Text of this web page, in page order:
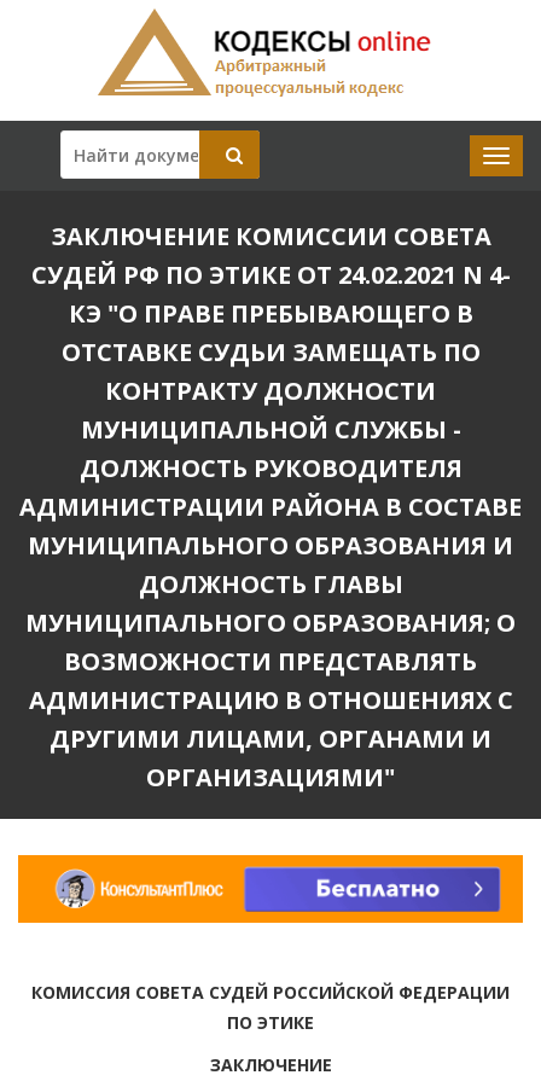
ЗАКЛЮЧЕНИЕ КОМИССИИ СОВЕТА
СУДЕЙ РФ ПО ЭТИКЕ ОТ 24.02.2021 N 4-
КЭ "О ПРАВЕ ПРЕБЫВАЮЩЕГО В
ОТСТАВКЕ СУДЬИ ЗАМЕЩАТЬ ПО
КОНТРАКТУ ДОЛЖНОСТИ
МУНИЦИПАЛЬНОЙ СЛУЖБЫ -
ДОЛЖНОСТЬ РУКОВОДИТЕЛЯ
АДМИНИСТРАЦИИ РАЙОНА В СОСТАВЕ
МУНИЦИПАЛЬНОГО ОБРАЗОВАНИЯ И
ДОЛЖНОСТЬ ГЛАВЫ
МУНИЦИПАЛЬНОГО ОБРАЗОВАНИЯ; О
ВОЗМОЖНОСТИ ПРЕДСТАВЛЯТЬ
АДМИНИСТРАЦИЮ В ОТНОШЕНИЯХ С
ДРУГИМИ ЛИЦАМИ, ОРГАНАМИ И
ОРГАНИЗАЦИЯМИ"
КОМИССИЯ СОВЕТА СУДЕЙ РОССИЙСКОЙ ФЕДЕРАЦИИ
ПО ЭТИКЕ
ЗАКЛЮЧЕНИЕ